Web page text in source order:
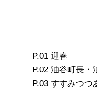
迎春
油谷町長・
すすみつ